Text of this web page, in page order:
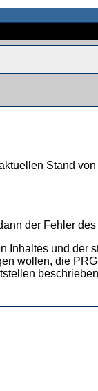
Stand von
der Fehler
Inhaltes und der
wollen, die